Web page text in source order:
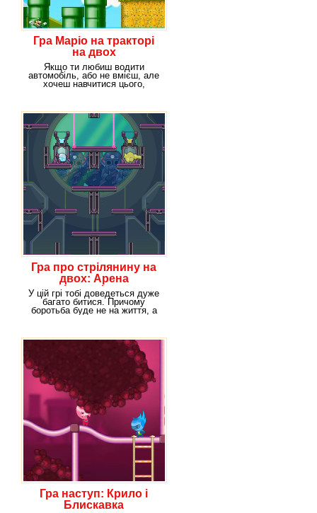
Гра Маріо на тракторі
на двох
Якщо ти любиш водити
автомобіль, або не вмієш, але
хочеш навчитися цього,
Гра про стрілянину на
двох: Арена
піддослідних
У цій грі тобі доведеться дуже
багато битися. Причому
боротьба буде не на життя, а
Гра наступ: Крило і
Блискавка